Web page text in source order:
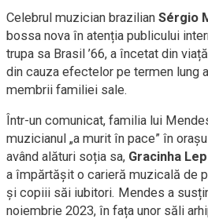
Celebrul muzician brazilian Sérgio
bossa nova în atenția publicului
trupa sa Brasil ’66, a încetat din
din cauza efectelor pe termen lung
membrii familiei sale.
Într-un comunicat, familia lui
muzicianul „a murit în pace” în
având alături soția sa, Gracinha
a împărtășit o carieră muzicală de
și copiii săi iubitori. Mendes a
noiembrie 2023, în fața unor săli